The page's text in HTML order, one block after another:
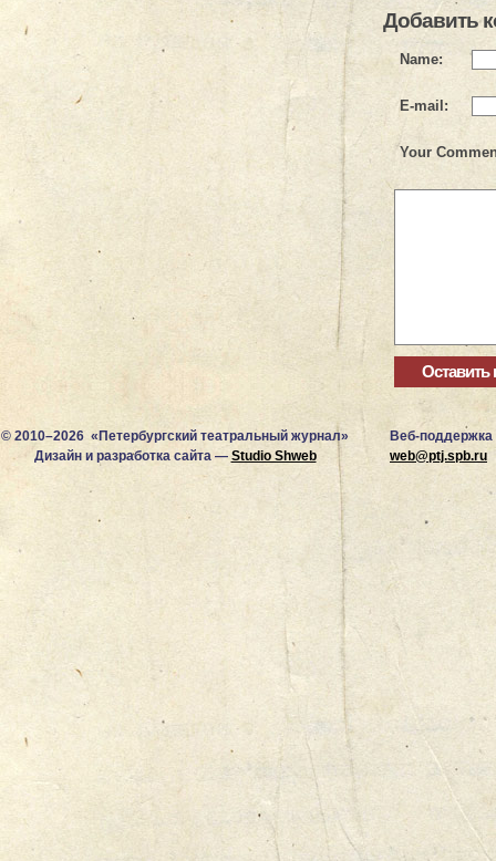
Добавить
Name:
E-mail:
Your
© 2010–2026 «Петербургский театральный журнал»
Дизайн и разработка сайта — Studio Shweb
Веб-поддержка
web@ptj.spb.ru